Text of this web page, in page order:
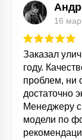
16
Заказал
году.
проблем, ни
достаточно
Менеджеру
модели по